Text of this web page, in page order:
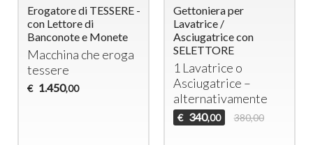
Erogatore di TESSERE -
con Lettore di
Banconote e Monete
Macchina che eroga
tessere
€ 1.450,00
Gettoniera per
Lavatrice /
Asciugatrice con
SELETTORE
1 Lavatrice o
Asciugatrice –
alternativamente
€ 340,00 380,00